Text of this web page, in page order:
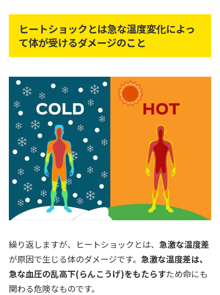
ヒートショックとは急な温度変化によっ
て体が受けるダメージのこと
繰り返しますが、ヒートショックとは、 急激な温度差
が原因で生じる体のダメージです。 急激な温度差は、
急な血圧の乱高下(らんこうげ)をもたらすため命にも
関わる危険なものです。